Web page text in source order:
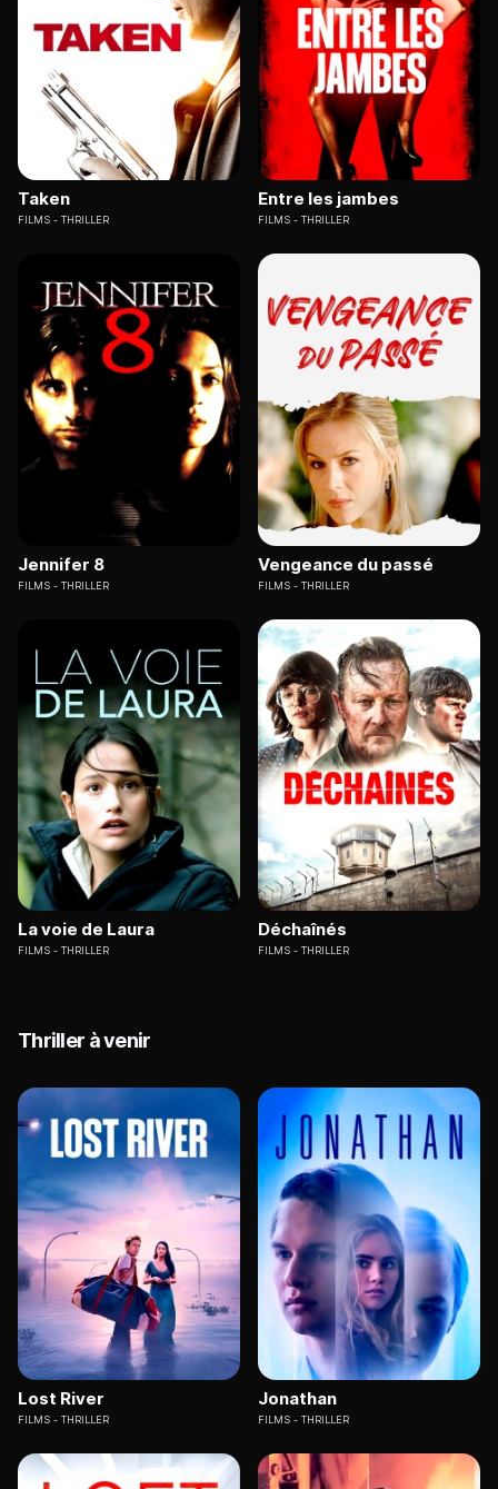
Taken
FILMS THRILLER
Entre les jambes
FILMS THRILLER
Jennifer 8
FILMS THRILLER
Vengeance du passé
FILMS THRILLER
La voie de Laura
FILMS THRILLER
Déchaînés
FILMS THRILLER
Thriller à venir
Lost River
FILMS THRILLER
Jonathan
FILMS THRILLER